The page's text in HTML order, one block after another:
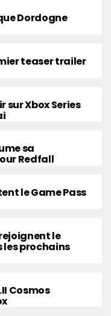
Dordogne
teaser trailer
sur Xbox Series
sa
Redfall
le Game Pass
le
les prochains
Cosmos